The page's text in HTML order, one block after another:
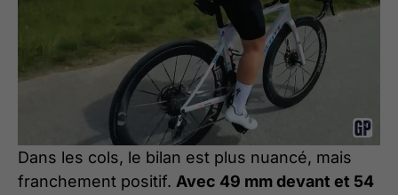
Dans les cols, le bilan est plus nuancé, mais
franchement positif. Avec 49 mm devant et 54